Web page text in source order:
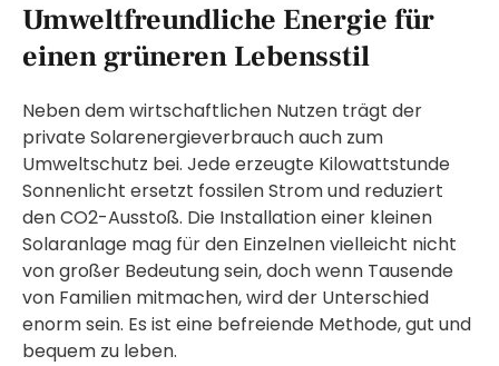
Umweltfreundliche Energie für
einen grüneren Lebensstil
Neben dem wirtschaftlichen Nutzen trägt der
private Solarenergieverbrauch auch zum
Umweltschutz bei. Jede erzeugte Kilowattstunde
Sonnenlicht ersetzt fossilen Strom und reduziert
den CO2-Ausstoß. Die Installation einer kleinen
Solaranlage mag für den Einzelnen vielleicht nicht
von großer Bedeutung sein, doch wenn Tausende
von Familien mitmachen, wird der Unterschied
enorm sein. Es ist eine befreiende Methode, gut und
bequem zu leben.